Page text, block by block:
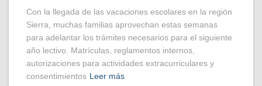
Con la llegada de las vacaciones escolares en la región
Sierra, muchas familias aprovechan estas semanas
para adelantar los trámites necesarios para el siguiente
año lectivo. Matrículas, reglamentos internos,
autorizaciones para actividades extracurriculares y
consentimientos Leer más